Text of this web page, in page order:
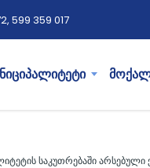
599 359 017
საკუთრებაში არსებული